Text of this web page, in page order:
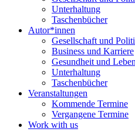
Unterhaltung
Taschenbücher
Autor*innen
Gesellschaft und
Business und Karriere
Gesundheit und Leben
Unterhaltung
Taschenbücher
Veranstaltungen
Kommende Termine
Vergangene Termine
Work with us